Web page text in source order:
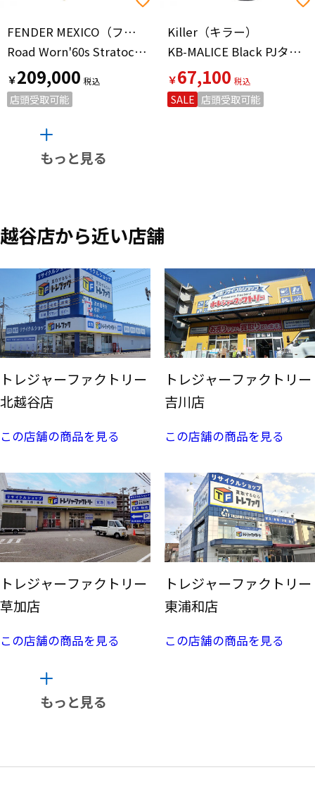
FENDER MEXICO（フェンダーメキシコ）
Road Worn'60s Stratocaster ストラトキャスター エレキギター 2016年製
￥209,000
店頭受取可能
Killer（キラー）
KB-MALICE Black PJタイプ エレキベース
￥67,100
SALE 店頭受取可能
もっと見る
越谷店から近い店舗
トレジャーファクトリー
北越谷店
この店舗の商品を見る
トレジャーファクトリー
吉川店
この店舗の商品を見る
トレジャーファクトリー
草加店
この店舗の商品を見る
トレジャーファクトリー
東浦和店
この店舗の商品を見る
もっと見る